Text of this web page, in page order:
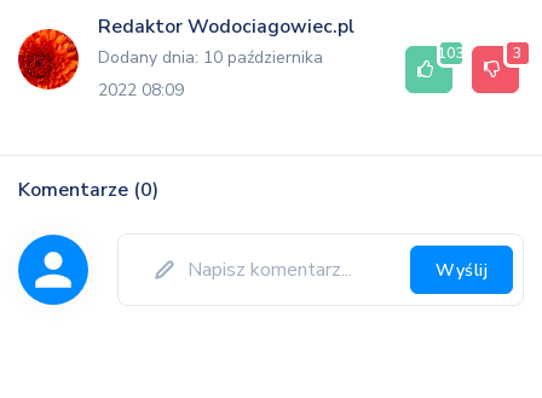
Redaktor Wodociagowiec.pl
Dodany dnia: 10 października
2022 08:09
103 3
Komentarze (0)
Wyślij